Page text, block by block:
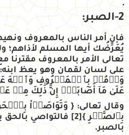
2-الصبر:
فإن أمر الناس بالمعروف
يُعَرِّضُك أيها المسلم لأذاهم؛
تعالى الأمر بالمعروف مقترنا
على لسان لقمان وهو يعظ
وَأۡمُرۡ بِٱلۡمَعۡرُوفِ وَٱنۡهَ
عَلَىٰ مَآ أَصَابَكَۖ إِنَّ ذَٰلِكَ مِنۡ
وقال تعالى:{ وَتَوَاصَوۡاْ
بِٱلصَّبۡرِ}
[2]
فالتواصي بالحق
بالصبر.